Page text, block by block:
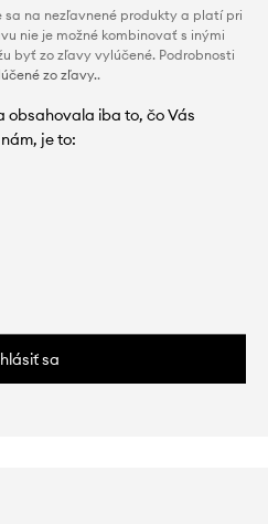
na nezľavnené produkty a platí pri
nie je možné kombinovať s inými
byť zo zľavy vylúčené. Podrobnosti
zo zľavy..
obsahovala iba to, čo Vás
je to:
sa